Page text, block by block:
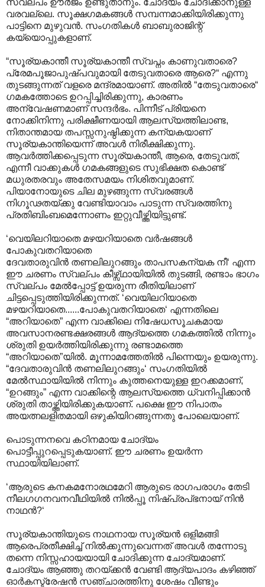
വരവല്ലെ. സൂക്ഷഗമകങ്ങള്‍ സമ്പന്നമാക്കിയിരിക്കുന്നു
പാട്ടിനെ മുഴുവന്‍. സംഗതികള്‍ ബാബുരാജിന്റ്
കയ്യൊപ്പുകളാണ്.
“സൂര്യകാന്തീ സൂര്യകാന്തീ സ്വപ്നം കാണുവതാരെ?
പ്രേമപൂജാപുഷ്പവുമായി തേടുവതാരെ ആരെ?“ എന്നു
തുടങ്ങുന്നത് വളരെ മന്ദ്രമായാണ്. അതില്‍ “തേടുവതാരെ“
ഗമകത്തോടെ ഉറപ്പിച്ചിരിക്കുന്നു, കാരണം
അന്വേഷണമാണ് സന്ദര്‍ഭം. പിന്നീട് പ്രിയനെ
നോക്കിനിന്നു പരിക്ഷീണയായി ആലസ്യത്തിലാണ്ട,
നിതാന്തമായ തപസ്സനുഷ്ഠിക്കുന്ന കന്യകയാണ്
സൂര്യകാന്തിയെന്ന് അവള്‍ നിരീക്ഷിക്കുന്നു.
ആവര്‍ത്തിക്കപ്പെടുന്ന സൂര്യകാന്തീ, ആരെ, തേടുവത്,
എന്നീ വാക്കുകള്‍ ഗമകങ്ങളുടെ സുഭിക്ഷത കൊണ്ട്
മധുരതരവും അതേസമയം നിശിതവുമാണ്.
പിയാനോയുടെ ചില മുഴങ്ങുന്ന സ്വരങ്ങള്‍
നിഗൂഢതയ്ക്കു വേണ്ടിയാവാം പാടുന്ന സ്വരത്തിനു
പ്രതിബിംബമെന്നോണം ഇറ്റുവീഴ്ത്തിയിട്ടുണ്ട്.
‘വെയിലറിയാതെ മഴയറിയാതെ വര്‍ഷങ്ങള്‍‍
പോകുവതറിയാതെ
ദേവതാരുവിന്‍ തണലിലുറങ്ങും താപസകന്യക നീ‘ എന്ന
ഈ ചരണം സ്വല്പം കീഴ്സ്ഥായിയില്‍ തുടങ്ങി, രണ്ടാം ഭാഗം
സ്വല്പം മേല്‍പ്പോട്ട് ഉയരുന്ന രീതിയിലാണ്
ചിട്ടപ്പെടുത്തിയിരിക്കുന്നത്. ‘വെയിലറിയാതെ
മഴയറിയാതെ......പോകുവതറിയാതെ‘ എന്നതിലെ
“അറിയാതെ” എന്ന വാക്കിലെ നിഷേധസൂചകമായ
അവസാനരണ്ടക്ഷരങ്ങള്‍‍ ആ‍ദ്യത്തെ ഗമകത്തില്‍ നിന്നും
ശ്രുതി ഉയര്‍ത്തിയിരിക്കുന്നു രണ്ടാമത്തെ
“അറിയാതെ”യില്‍. മൂന്നാമത്തേതില്‍ പിന്നെയും ഉയരുന്നു.
“ദേവതാരുവിന്‍ തണലിലുറങ്ങും‘ സംഗതിയില്‍
മേല്‍സ്ഥായിയില്‍ നിന്നും കുത്തനെയുള്ള ഇറക്കമാണ്,
“ഉറങ്ങും” എന്ന വാക്കിന്റെ ആലസ്യത്തെ ധ്വനിപ്പിക്കാന്‍
ശ്രുതി താഴ്ത്തിയിരിക്കുകയാണ്. പക്ഷെ ഈ നിപാതം
അയത്നലളിതമായി ഒഴുകിയിറങ്ങുന്നതു പോലെയാണ്.
പൊടുന്നനവെ കഠിനമായ ചോദ്യം
പൊട്ടീപ്പുറപ്പെടുകയാണ്. ഈ ചരണം ഉയര്‍ന്ന
സ്ഥായിയിലാണ്.
‘ആരുടെ കനകമനോരഥമേറി ആരുടെ രാഗപരാഗം തേടി
നീലഗഗനവനവീഥിയില്‍ നില്‍പ്പൂ നിഷ്പ്രപ്ഭനായ് നിന്‍
നാഥന്‍?‘
സൂര്യകാന്തിയുടെ നാഥനായ സൂര്യന്‍ ഒളിമങ്ങി
ആരെപ്രതീക്ഷിച്ച് നില്‍ക്കുന്നുവെന്നത് അവള്‍ തന്നോടു
തന്നെ നിസ്സഹായയായി ചോദിക്കുന്ന ചോദ്യമാണ്.
ചോദ്യം ആഞ്ഞു തറയ്ക്കന്‍ വേണ്ടി ആദ്യപാദം കഴിഞ്ഞ്
ഓര്‍കസ്ട്രേഷന്‍ സഞ്ചാരത്തിനു ശേഷം വീണ്ടും